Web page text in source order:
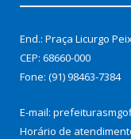
End.: Praça Licurgo
CEP: 68660-000
Fone: (91) 98463-7384
E-mail:
Horário de